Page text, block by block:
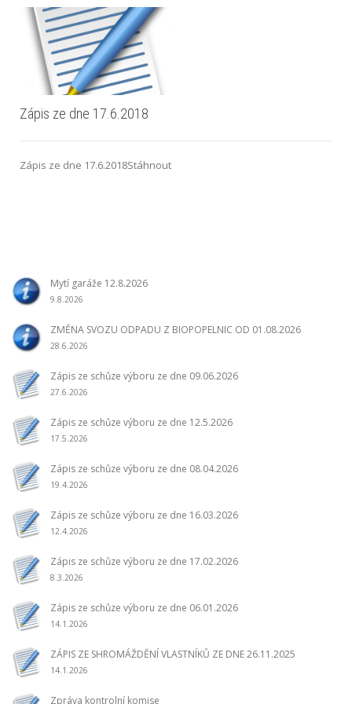
Zápis ze dne 17.6.2018
Zápis ze dne 17.6.2018Stáhnout
Mytí garáže 12.8.2026
9.8.2026
ZMĚNA SVOZU ODPADU Z BIOPOPELNIC OD 01.08.2026
28.6.2026
Zápis ze schůze výboru ze dne 09.06.2026
27.6.2026
Zápis ze schůze výboru ze dne 12.5.2026
17.5.2026
Zápis ze schůze výboru ze dne 08.04.2026
19.4.2026
Zápis ze schůze výboru ze dne 16.03.2026
12.4.2026
Zápis ze schůze výboru ze dne 17.02.2026
8.3.2026
Zápis ze schůze výboru ze dne 06.01.2026
14.1.2026
ZÁPIS ZE SHROMÁŽDĚNÍ VLASTNÍKŮ ZE DNE 26.11.2025
14.1.2026
Zpráva kontrolní komise